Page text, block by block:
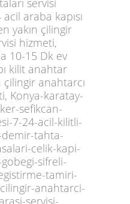
servisi
araba kapısı
yakın çilingir
hizmeti,
10-15 Dk ev
kilit anahtar
çilingir anahtarcı
Konya-karatay-
sefikcan-
7-24-acil-kilitli-
tahta-
celik-kapi-
sifreli-
tamiri-
anahtarci-